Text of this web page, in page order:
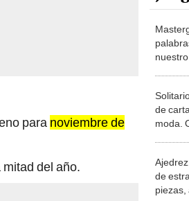
para noviembre de
del año.
de
moda.
de
piezas,